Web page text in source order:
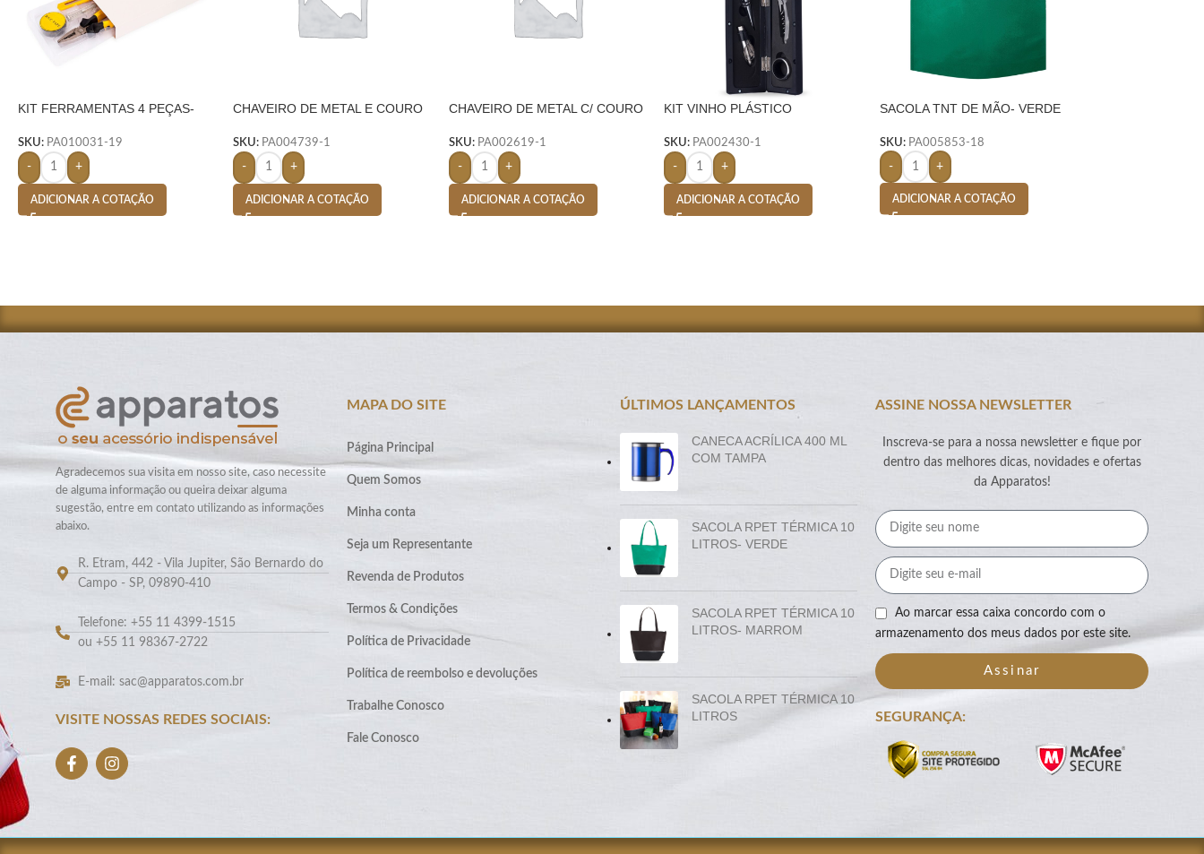
KIT FERRAMENTAS 4 PEÇAS-
SKU: PA010031-19
- +
ADICIONAR A COTAÇÃO
CHAVEIRO DE METAL E COURO
SKU: PA004739-1
- +
ADICIONAR A COTAÇÃO
CHAVEIRO DE METAL C/ COURO
SKU: PA002619-1
- +
ADICIONAR A COTAÇÃO
KIT VINHO PLÁSTICO
FORMATO GARRAFA – PRETO
SKU: PA002430-1
- +
ADICIONAR A COTAÇÃO
SACOLA TNT DE MÃO- VERDE
SKU: PA005853-18
- +
ADICIONAR A COTAÇÃO
Agradecemos sua visita em nosso site, caso necessite
de alguma informação ou queira deixar alguma
sugestão, entre em contato utilizando as informações
abaixo.
R. Etram, 442 - Vila Jupiter, São Bernardo do
Campo - SP, 09890-410
Telefone: +55 11 4399-1515
ou +55 11 98367-2722
E-mail: sac@apparatos.com.br
VISITE NOSSAS REDES SOCIAIS:
MAPA DO SITE
Página Principal
Quem Somos
Minha conta
Seja um Representante
Revenda de Produtos
Termos & Condições
Política de Privacidade
Política de reembolso e devoluções
Trabalhe Conosco
Fale Conosco
ÚLTIMOS LANÇAMENTOS
CANECA ACRÍLICA 400 ML
COM TAMPA
SACOLA RPET TÉRMICA 10
LITROS- VERDE
SACOLA RPET TÉRMICA 10
LITROS- MARROM
SACOLA RPET TÉRMICA 10
LITROS
ASSINE NOSSA NEWSLETTER
Inscreva-se para a nossa newsletter e fique por
dentro das melhores dicas, novidades e ofertas
da Apparatos!
Ao marcar essa caixa concordo com o
armazenamento dos meus dados por este site.
Assinar
SEGURANÇA: